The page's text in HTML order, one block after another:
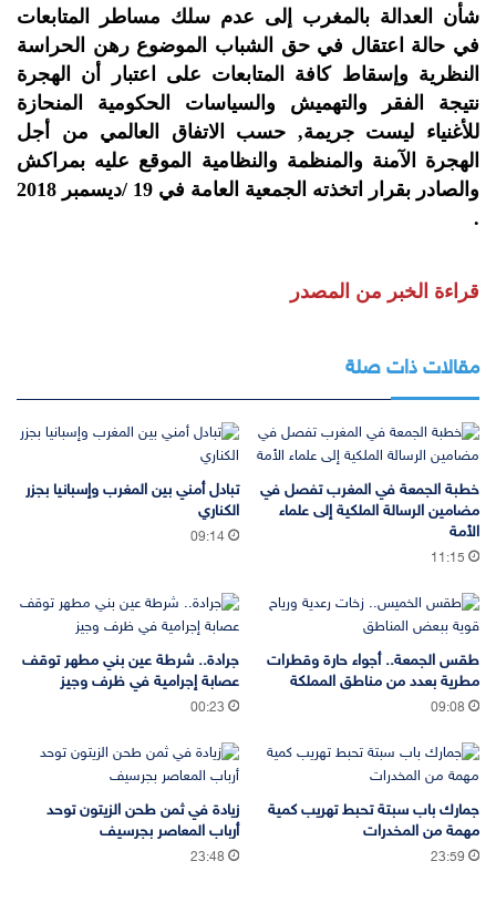
شأن العدالة بالمغرب إلى عدم سلك مساطر المتابعات
في حالة اعتقال في حق الشباب الموضوع رهن الحراسة
النظرية وإسقاط كافة المتابعات على اعتبار أن الهجرة
نتيجة الفقر والتهميش والسياسات الحكومية المنحازة
للأغنياء ليست جريمة, حسب الاتفاق العالمي من أجل
الهجرة الآمنة والمنظمة والنظامية الموقع عليه بمراكش
والصادر بقرار اتخذته الجمعية العامة في 19 /ديسمبر 2018
.
قراءة الخبر من المصدر
مقالات ذات صلة
خطبة الجمعة في المغرب تفصل في
مضامين الرسالة الملكية إلى علماء
الأمة
11:15
تبادل أمني بين المغرب وإسبانيا بجزر
الكناري
09:14
طقس الجمعة.. أجواء حارة وقطرات
مطرية بعدد من مناطق المملكة
09:08
جرادة.. شرطة عين بني مطهر توقف
عصابة إجرامية في ظرف وجيز
00:23
جمارك باب سبتة تحبط تهريب كمية
مهمة من المخدرات
23:59
زيادة في ثمن طحن الزيتون توحد
أرباب المعاصر بجرسيف
23:48